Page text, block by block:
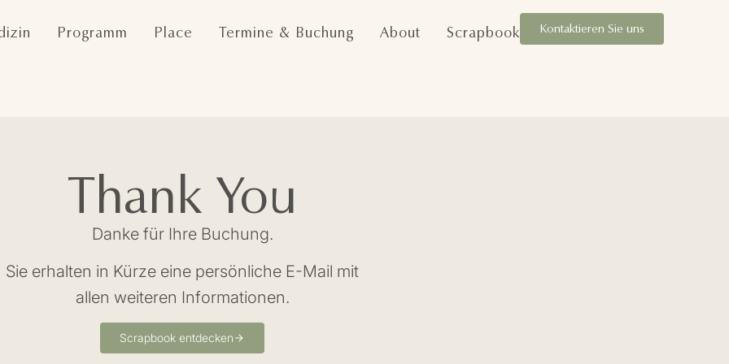
Programm Place Termine & Buchung About Scrapbook Kontaktieren Sie uns
Thank You
Danke für Ihre Buchung.
Sie erhalten in Kürze eine persönliche E-Mail mit
allen weiteren Informationen.
Scrapbook entdecken